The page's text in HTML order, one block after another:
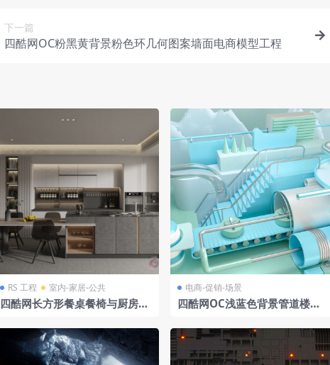
下一篇
四酷网OC粉黑黄背景粉色环几何图案墙面电商模型工程
RS 工程 室内-家居-公共
四酷网长方形餐桌餐椅与厨房中
电商-促销-场景
四酷网OC浅蓝色背景管道楼梯